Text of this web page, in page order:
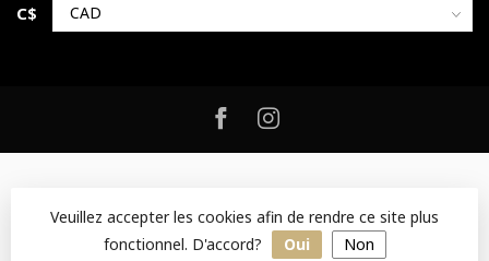
C$
© Copyright 2026 KSF - Designed by Mossy Consulting
Veuillez accepter les cookies afin de rendre ce site plus
fonctionnel. D'accord?
Oui Non